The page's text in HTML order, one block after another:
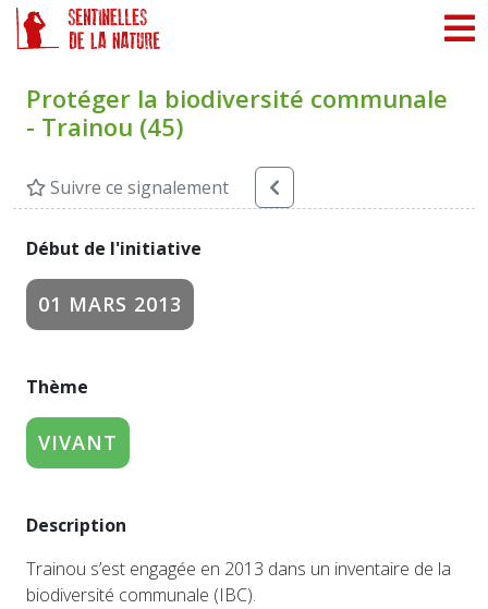
Protéger la biodiversité communale
- Trainou (45)
Suivre ce signalement
Début de l'initiative
01 MARS 2013
Thème
VIVANT
Description
Trainou s’est engagée en 2013 dans un inventaire de la
biodiversité communale (IBC).
Panneau de gestion des cookies